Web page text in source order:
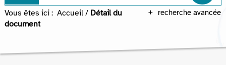
recherche avancée
Vous êtes ici : Accueil / Détail du
document